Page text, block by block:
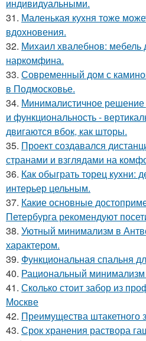
индивидуальными.
31. Маленькая кухня тоже
вдохновения.
32. Михаил хвалебнов:
наркомфина.
33. Современный дом с
в Подмосковье.
34. Минималистичное решение
и функциональность -
двигаются вбок, как шторы.
35. Проект создавался
странами и взглядами на
36. Как обыграть торец кухни:
интерьер цельным.
37. Какие основные
Петербурга рекомендуют
38. Уютный минимализм в
характером.
39. Функциональная спальня
40. Рациональный минимализм
41. Сколько стоит забор из
Москве
42. Преимущества штакетного
43. Срок хранения раствора